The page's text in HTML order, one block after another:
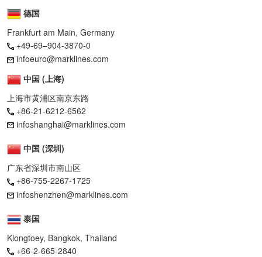
德国
Frankfurt am Main, Germany
+49-69–904-3870-0
infoeuro@marklines.com
中国 (上海)
上海市黄浦区南京东路
+86-21-6212-6562
infoshanghai@marklines.com
中国 (深圳)
广东省深圳市南山区
+86-755-2267-1725
infoshenzhen@marklines.com
泰国
Klongtoey, Bangkok, Thailand
+66-2-665-2840